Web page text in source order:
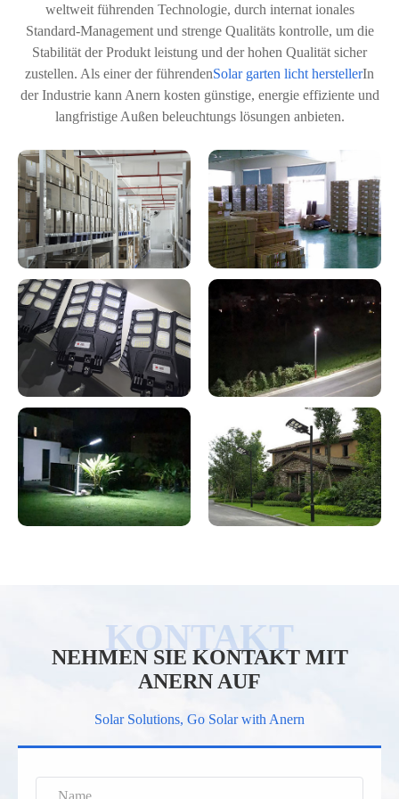
weltweit führenden Technologie, durch internat ionales
Standard-Management und strenge Qualitäts kontrolle, um die
Stabilität der Produkt leistung und der hohen Qualität sicher
zustellen. Als einer der führendenSolar garten licht herstellerIn
der Industrie kann Anern kosten günstige, energie effiziente und
langfristige Außen beleuchtungs lösungen anbieten.
NEHMEN SIE KONTAKT MIT
ANERN AUF
Solar Solutions, Go Solar with Anern